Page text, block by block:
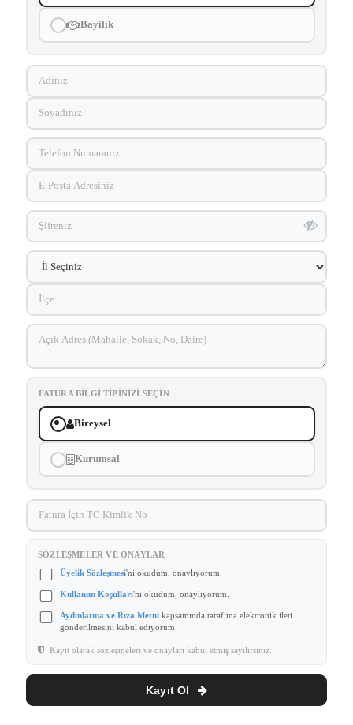
Bayilik
FATURA BILGI TIPINIZI SEÇIN
Bireysel
Kurumsal
SÖZLEŞMELER VE ONAYLAR
Üyelik Sözleşmesi'ni okudum, onaylıyorum.
Kullanım Koşulları'nı okudum, onaylıyorum.
Aydınlatma ve Rıza Metni kapsamında tarafıma elektronik ileti
gönderilmesini kabul ediyorum.
Kayıt olarak sözleşmeleri ve onayları kabul etmiş sayılırsınız.
Kayıt Ol